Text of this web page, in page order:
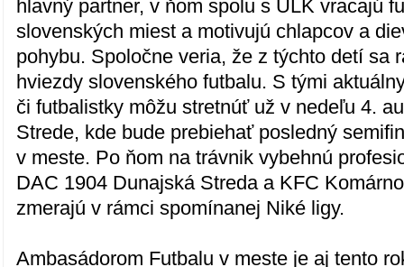
hlavný partner, v ňom spolu s ÚLK vracajú
slovenských miest a motivujú chlapcov a
pohybu. Spoločne veria, že z týchto detí sa
hviezdy slovenského futbalu. S tými
či futbalistky môžu stretnúť už v nedeľu 4.
Strede, kde bude prebiehať posledný
v meste. Po ňom na trávnik vybehnú
DAC 1904 Dunajská Streda a KFC
zmerajú v rámci spomínanej Niké ligy.
Ambasádorom Futbalu v meste je aj tento